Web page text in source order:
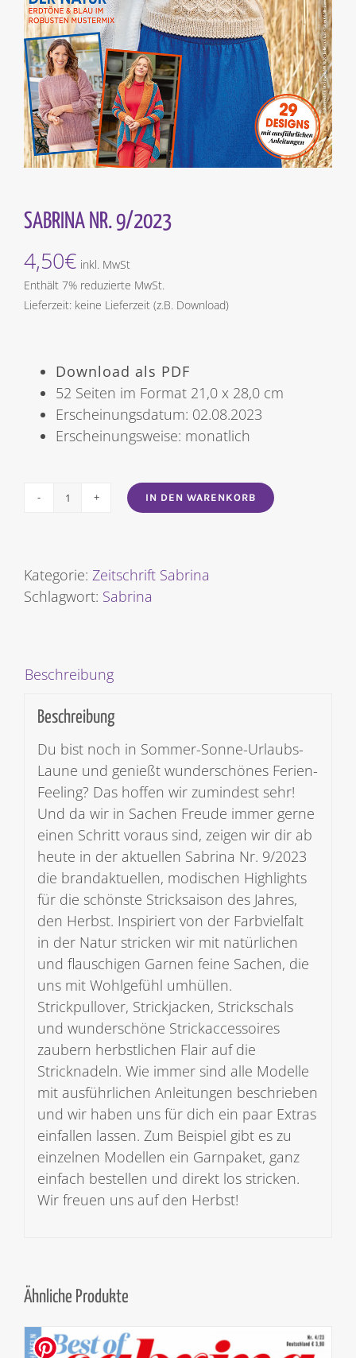
SABRINA NR. 9/2023
4,50€ inkl. MwSt
Enthält 7% reduzierte MwSt.
Lieferzeit: keine Lieferzeit (z.B. Download)
Download als PDF
52 Seiten im Format 21,0 x 28,0 cm
Erscheinungsdatum: 02.08.2023
Erscheinungsweise: monatlich
SABRINA
[Digital]
Menge
IN DEN WARENKORB
Kategorie: Zeitschrift Sabrina
Schlagwort: Sabrina
Beschreibung
Beschreibung
Du bist noch in Sommer-Sonne-Urlaubs-
Laune und genießt wunderschönes Ferien-
Feeling? Das hoffen wir zumindest sehr!
Und da wir in Sachen Freude immer gerne
einen Schritt voraus sind, zeigen wir dir ab
heute in der aktuellen Sabrina Nr. 9/2023
die brandaktuellen, modischen Highlights
für die schönste Stricksaison des Jahres,
den Herbst. Inspiriert von der Farbvielfalt
in der Natur stricken wir mit natürlichen
und flauschigen Garnen feine Sachen, die
uns mit Wohlgefühl umhüllen.
Strickpullover, Strickjacken, Strickschals
und wunderschöne Strickaccessoires
zaubern herbstlichen Flair auf die
Stricknadeln. Wie immer sind alle Modelle
mit ausführlichen Anleitungen beschrieben
und wir haben uns für dich ein paar Extras
einfallen lassen. Zum Beispiel gibt es zu
einzelnen Modellen ein Garnpaket, ganz
einfach bestellen und direkt los stricken.
Wir freuen uns auf den Herbst!
Ähnliche Produkte